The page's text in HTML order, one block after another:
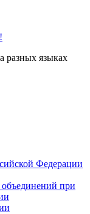
разных языках
Федерации
при